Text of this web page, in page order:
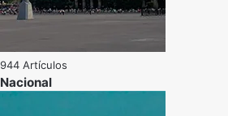
944 Artículos
Nacional